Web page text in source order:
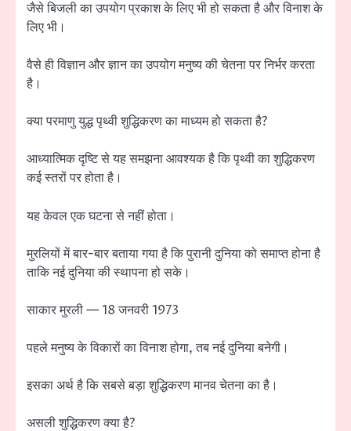
जैसे बिजली का उपयोग प्रकाश के लिए भी हो सकता है और विनाश के
लिए भी।
वैसे ही विज्ञान और ज्ञान का उपयोग मनुष्य की चेतना पर निर्भर करता
है।
क्या परमाणु युद्ध पृथ्वी शुद्धिकरण का माध्यम हो सकता है?
आध्यात्मिक दृष्टि से यह समझना आवश्यक है कि पृथ्वी का शुद्धिकरण
कई स्तरों पर होता है।
यह केवल एक घटना से नहीं होता।
मुरलियों में बार-बार बताया गया है कि पुरानी दुनिया को समाप्त होना है
ताकि नई दुनिया की स्थापना हो सके।
साकार मुरली — 18 जनवरी 1973
पहले मनुष्य के विकारों का विनाश होगा, तब नई दुनिया बनेगी।
इसका अर्थ है कि सबसे बड़ा शुद्धिकरण मानव चेतना का है।
असली शुद्धिकरण क्या है?